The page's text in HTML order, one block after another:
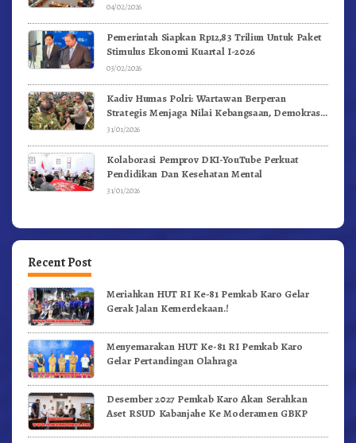
04/02/2026
Pemerintah Siapkan Rp12,83 Triliun Untuk Paket
Stimulus Ekonomi Kuartal I-2026
03/02/2026
Kadiv Humas Polri: Wartawan Berperan
Strategis Menjaga Nilai Kebangsaan, Demokrasi,
dan NKRI
31/01/2026
Kolaborasi Pemprov DKI-YouTube Perkuat
Pendidikan Dan Kesehatan Mental
31/01/2026
Recent Post
Meriahkan HUT RI Ke-81 Pemkab Karo Gelar
Gerak Jalan Kemerdekaan.!
Menyemarakan HUT Ke-81 RI Pemkab Karo
Gelar Pertandingan Olahraga
Desember 2027 Pemkab Karo Akan Serahkan
Aset RSUD Kabanjahe Ke Moderamen GBKP